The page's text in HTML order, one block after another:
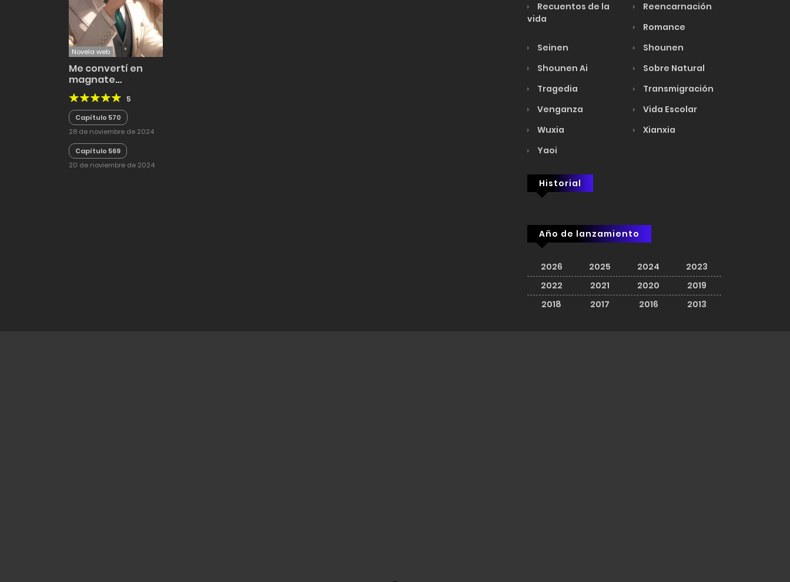
Novela web
Me convertí en
magnate
haciendo
negocios de
reventa entre dos
mundos
5
Capítulo 570
28 de noviembre de 2024
Capítulo 569
20 de noviembre de 2024
Recuentos de la
vida
Reencarnación
Romance
Seinen
Shounen
Shounen Ai
Sobre Natural
Tragedia
Transmigración
Venganza
Vida Escolar
Wuxia
Xianxia
Yaoi
Historial
Año de lanzamiento
2026 2025 2024
2023
2022
2021 2020
2019
2018
2017 2016 2013